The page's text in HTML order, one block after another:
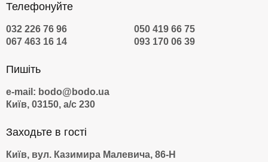
Телефонуйте
032 226 76 96
050 419 66 75
067 463 16 14
093 170 06 39
Пишіть
e-mail: bodo@bodo.ua
Київ, 03150, а/с 230
Заходьте в гості
Київ, вул. Казимира Малевича, 86-Н